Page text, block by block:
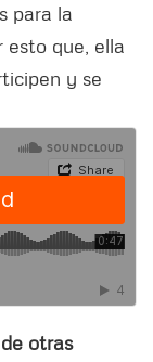
para la
esto que, ella
y se
otras